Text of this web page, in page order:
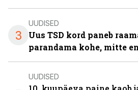
3
UUDISED
Uus TSD kord paneb
parandama kohe, mitte
UUDISED